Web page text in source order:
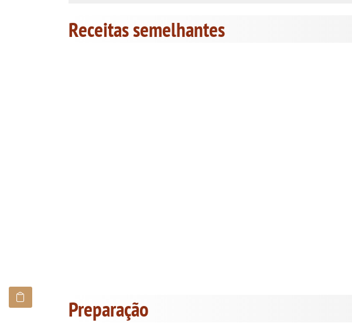
Receitas semelhantes
Preparação